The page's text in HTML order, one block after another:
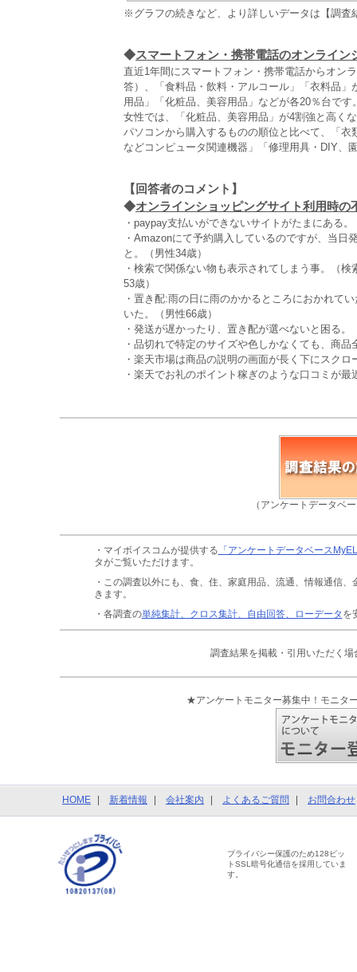
※グラフの続きなど、より詳しいデータは【調査
◆スマートフォン・携帯電話のオンライ
直近1年間にスマートフォン・携帯電話からオン
答）、「食料品・飲料・アルコール」「衣料品
用品」「化粧品、美容用品」などが各20％台です
女性では、「化粧品、美容用品」が4割強と高く
パソコンから購入するものの順位と比べて、「
などコンピュータ関連機器」「修理用具・DIY、
【回答者のコメント】
◆オンラインショッピングサイト利用時の
・paypay支払いができないサイトがたまにある
・Amazonにて予約購入しているのですが、当
と。（男性34歳）
・検索で関係ない物も表示されてしまう事。（
53歳）
・置き配:雨の日に雨のかかるところにおかれて
いた。（男性66歳）
・発送が遅かったり、置き配が選べないと困る。
・品切れで特定のサイズや色しかなくても、商
・楽天市場は商品の説明の画面が長く下にスク
・楽天でお礼のポイント稼ぎのような口コミが
（アンケートデータベ
・マイボイスコムが提供する 「アンケートデータベース
タがご覧いただけます。
・この調査以外にも、食、住、家庭用品、流通、情報通信、
きます。
・各調査の単純集計、クロス集計、自由回答、ローデータ を
調査結果を掲載・引用いただく場
★アンケートモニター募集中！モニタ
HOME 新着情報 会社案内 よくあるご質問 お問合わせ
プライバシー保護のため128ビッ
トSSL暗号化通信を採用していま
す。